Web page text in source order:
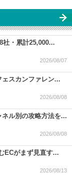
社・累計25,000...
2026/08/07
ェスカンファレン...
2026/08/08
ル別の攻略方法を...
2026/08/08
ECがまず見直す...
2026/08/13